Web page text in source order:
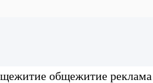
общежитие реклама